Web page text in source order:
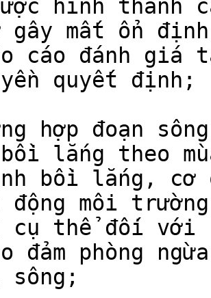
hình thành
gây mất ổn
cáo đánh giá
quyết định;
hợp đoạn
lắng theo
bồi lắng, cơ
môi
cụ thể đối với
đảm phòng